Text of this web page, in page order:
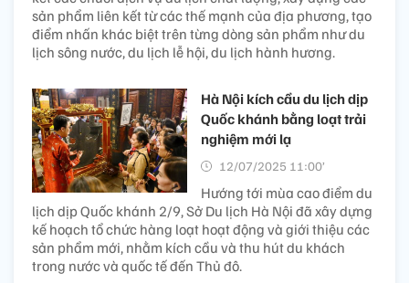
sản phẩm liên kết từ các thế mạnh của địa phương, tạo
điểm nhấn khác biệt trên từng dòng sản phẩm như du
lịch sông nước, du lịch lễ hội, du lịch hành hương.
Hà Nội kích cầu du lịch dịp
Quốc khánh bằng loạt trải
nghiệm mới lạ
12/07/2025 11:00’
Hướng tới mùa cao điểm du
lịch dịp Quốc khánh 2/9, Sở Du lịch Hà Nội đã xây dựng
kế hoạch tổ chức hàng loạt hoạt động và giới thiệu các
sản phẩm mới, nhằm kích cầu và thu hút du khách
trong nước và quốc tế đến Thủ đô.